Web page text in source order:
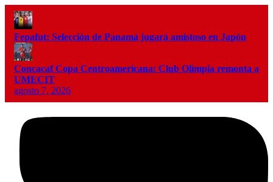
Fepafut: Selección de Panamá jugará amistoso en Japón
Concacaf Copa Centroamericana: Club Olimpia remonta a
UMECIT
agosto 7, 2026